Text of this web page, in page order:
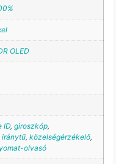
OLED
ID, giroszkóp,
iránytű, közelségérzékelő,
olvasó